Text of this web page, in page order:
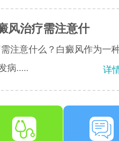
风治疗需注意什
注意什么？白癜风作为一
病.....
详